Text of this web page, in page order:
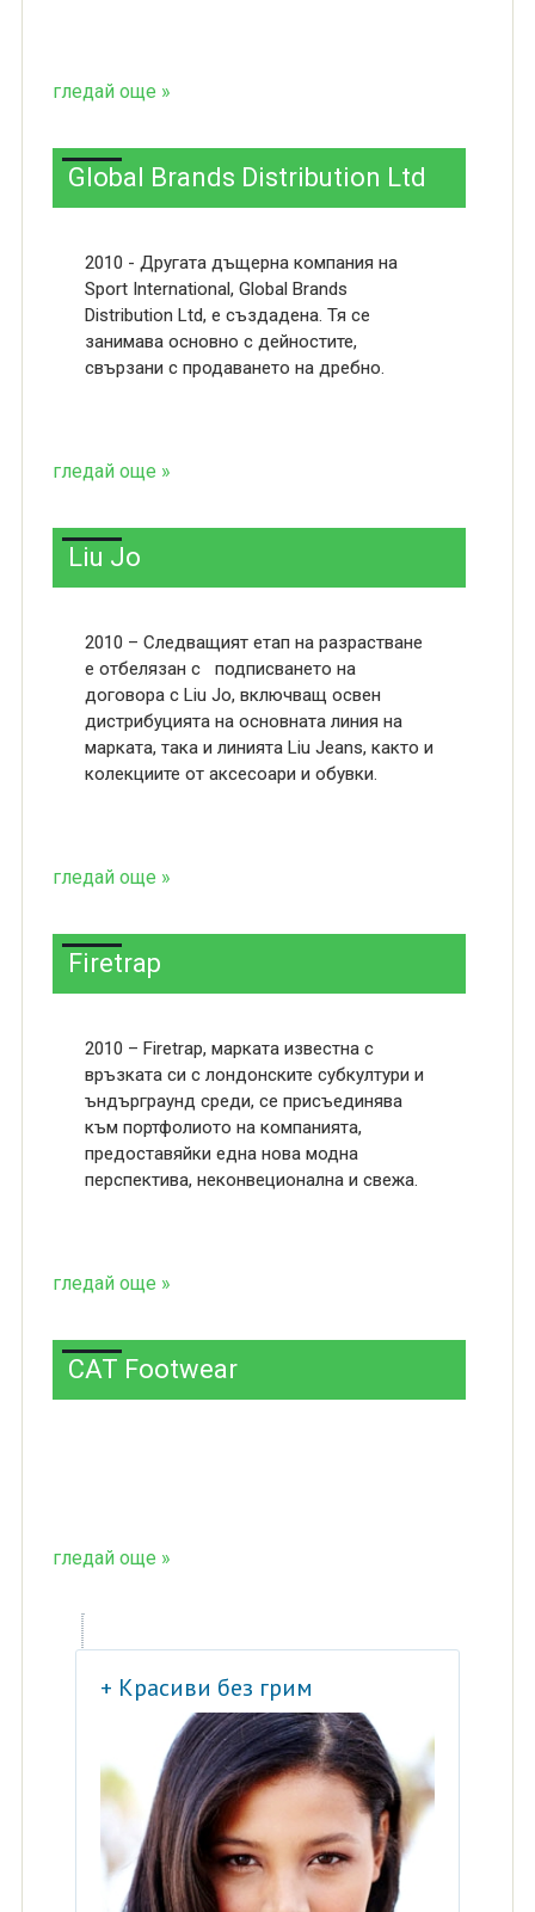
гледай още »
Global Brands Distribution Ltd
2010 - Другата дъщерна компания на
Sport International, Global Brands
Distribution Ltd, е създадена. Тя се
занимава основно с дейностите,
свързани с продаването на дребно.
гледай още »
Liu Jo
2010 – Следващият етап на разрастване
е отбелязан с подписването на
договора с Liu Jo, включващ освен
дистрибуцията на основната линия на
марката, така и линията Liu Jeans, както и
колекциите от аксесоари и обувки.
гледай още »
Firetrap
2010 – Firetrap, марката известна с
връзката си с лондонските субкултури и
ъндърграунд среди, се присъединява
към портфолиото на компанията,
предоставяйки една нова модна
перспектива, неконвеционална и свежа.
гледай още »
CAT Footwear
гледай още »
+ Красиви без грим